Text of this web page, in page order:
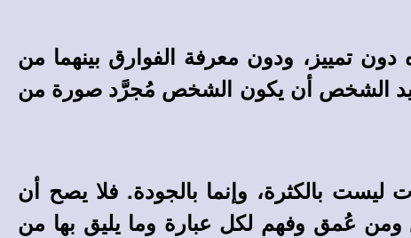
تمييز، ودون معرفة الفوارق بينهما من
الشخص أن يكون الشخص مُجرَّد صورة من
ليست بالكثرة، وإنما بالجودة. فلا يصح أن
عُمق وفهم لكل عبارة وما يليق بها من